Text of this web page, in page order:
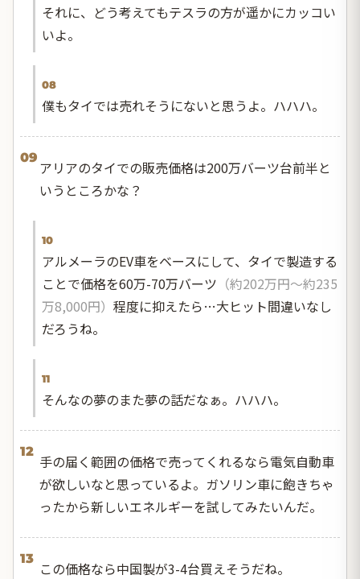
それに、どう考えてもテスラの方が遥かにカッコい
いよ。
08
僕もタイでは売れそうにないと思うよ。ハハハ。
09
アリアのタイでの販売価格は200万バーツ台前半と
いうところかな？
10
アルメーラのEV車をベースにして、タイで製造する
ことで価格を60万-70万バーツ （約202万円〜約235
万8,000円） 程度に抑えたら…大ヒット間違いなし
だろうね。
11
そんなの夢のまた夢の話だなぁ。ハハハ。
12
手の届く範囲の価格で売ってくれるなら電気自動車
が欲しいなと思っているよ。ガソリン車に飽きちゃ
ったから新しいエネルギーを試してみたいんだ。
13
この価格なら中国製が3-4台買えそうだね。